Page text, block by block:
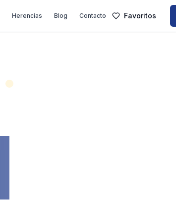
Herencias Blog Contacto Favoritos